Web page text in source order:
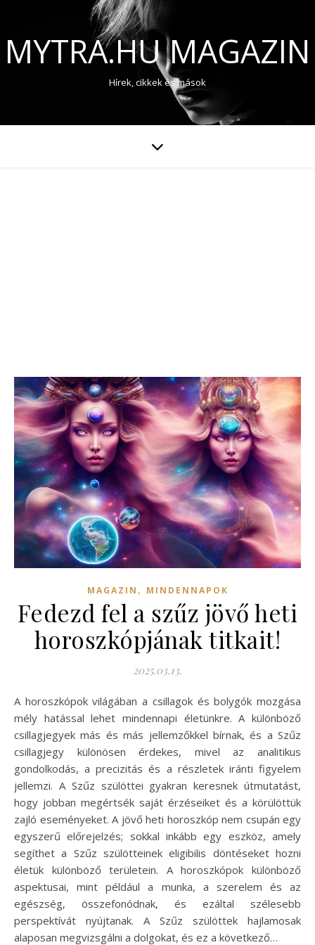
MYTRA.HU MAGAZIN
Hírek, cikkek és mások
MAGAZIN , MINDENNAPOK
Fedezd fel a szűz jövő heti
horoszkópjának titkait!
2025.03.13.
A horoszkópok világában a csillagok és bolygók mozgása
mély hatással lehet mindennapi életünkre. A különböző
csillagjegyek más és más jellemzőkkel bírnak, és a Szűz
csillagjegy különösen érdekes, mivel az analitikus
gondolkodás, a precizitás és a részletek iránti figyelem
jellemzi. A Szűz szülöttei gyakran keresnek útmutatást,
hogy jobban megértsék saját érzéseiket és a körülöttük
zajló eseményeket. A jövő heti horoszkóp nem csupán egy
egyszerű előrejelzés; sokkal inkább egy eszköz, amely
segíthet a Szűz szülötteinek eligibilis döntéseket hozni
életük különböző területein. A horoszkópok különböző
aspektusai, mint például a munka, a szerelem és az
egészség, összefonódnak, és ezáltal szélesebb
perspektívát nyújtanak. A Szűz szülöttek hajlamosak
alaposan megvizsgálni a dolgokat, és ez a következő…